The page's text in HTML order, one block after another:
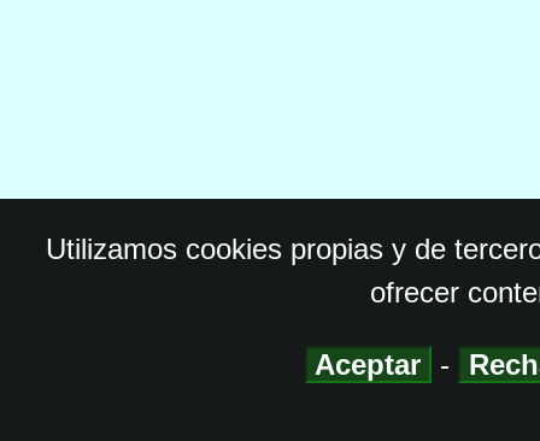
Utilizamos cookies propias y de
ofrecer
Aceptar -